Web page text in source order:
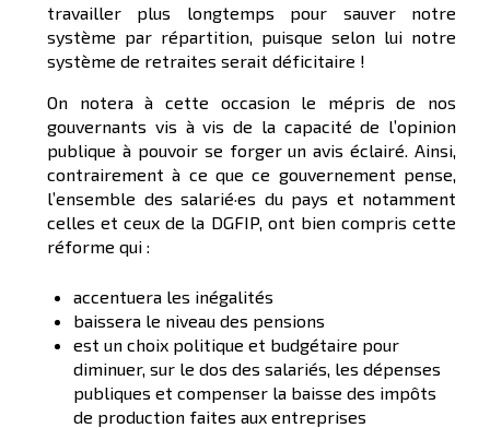
travailler plus longtemps pour sauver notre
système par répartition, puisque selon lui notre
système de retraites serait déficitaire !
On notera à cette occasion le mépris de nos
gouvernants vis à vis de la capacité de l’opinion
publique à pouvoir se forger un avis éclairé. Ainsi,
contrairement à ce que ce gouvernement pense,
l’ensemble des salarié·es du pays et notamment
celles et ceux de la DGFIP, ont bien compris cette
réforme qui :
accentuera les inégalités
baissera le niveau des pensions
est un choix politique et budgétaire pour
diminuer, sur le dos des salariés, les dépenses
publiques et compenser la baisse des impôts
de production faites aux entreprises